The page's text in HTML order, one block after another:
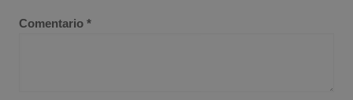
Comentario *